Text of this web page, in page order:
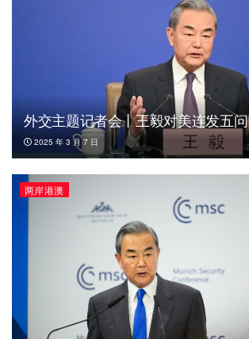
外交主题记者会丨王毅对美连发五问
2025 年 3 月 7 日
两岸港澳